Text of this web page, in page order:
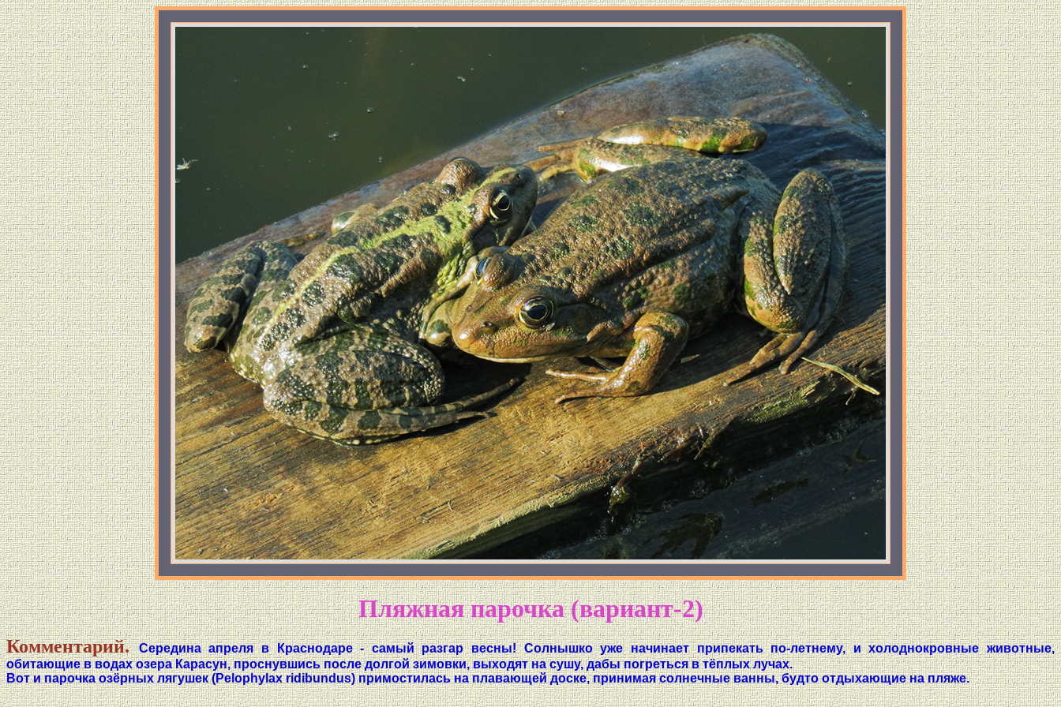
Пляжная парочка (вариант-2)
Комментарий.Середина апреля в Краснодаре - самый разгар весны! Солнышко уже начинает припекать по-летнему, и холоднокровные животные,
обитающие в водах озера Карасун, проснувшись после долгой зимовки, выходят на сушу, дабы погреться в тёплых лучах.
Вот и парочка озёрных лягушек (Pelophylax ridibundus) примостилась на плавающей доске, принимая солнечные ванны, будто отдыхающие на пляже.